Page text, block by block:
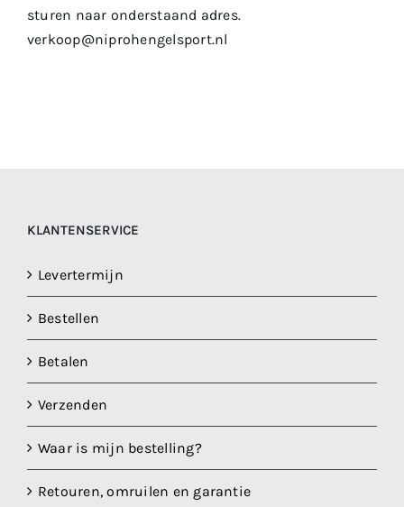
sturen naar onderstaand adres.
verkoop@niprohengelsport.nl
KLANTENSERVICE
Levertermijn
Bestellen
Betalen
Verzenden
Waar is mijn bestelling?
Retouren, omruilen en garantie